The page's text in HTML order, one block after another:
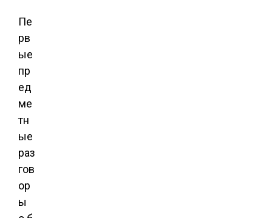
Пе
рв
ые
пр
ед
ме
тн
ые
раз
гов
ор
ы